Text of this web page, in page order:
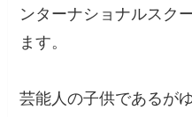
ンターナショナルスク
ます。
芸能人の子供であるが